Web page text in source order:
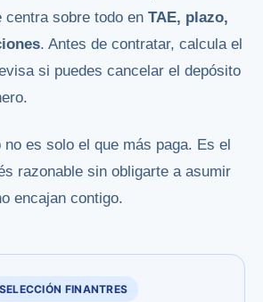
centra sobre todo en TAE, plazo,
. Antes de contratar, calcula el
si puedes cancelar el depósito
no es solo el que más paga. Es el
razonable sin obligarte a asumir
encajan contigo.
SELECCIÓN FINANTRES